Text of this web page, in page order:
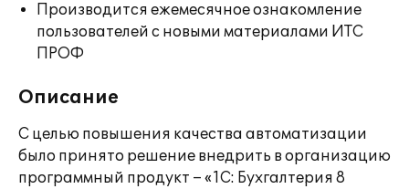
Производится ежемесячное ознакомление
пользователей с новыми материалами ИТС
ПРОФ
Описание
С целью повышения качества автоматизации
было принято решение внедрить в организацию
программный продукт – «1С: Бухгалтерия 8